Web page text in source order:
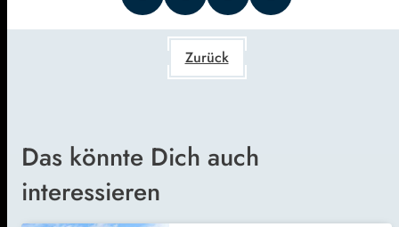
Zurück
Das könnte Dich auch
interessieren